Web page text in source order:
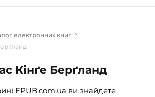
(836)
література (1015)
та посібники (527)
електронних книг
Кінґе Берґланд
EPUB.com.ua ви знайдете